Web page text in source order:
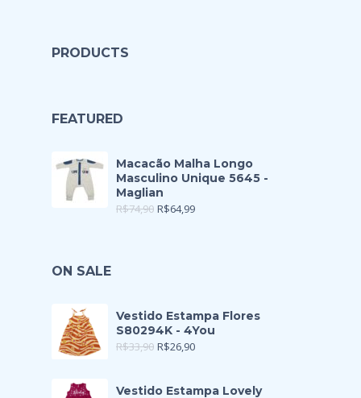
PRODUCTS
FEATURED
Macacão Malha Longo
Masculino Unique 5645 -
Maglian
R$74,90 R$64,99
ON SALE
Vestido Estampa Flores
S80294K - 4You
R$33,90 R$26,90
Vestido Estampa Lovely